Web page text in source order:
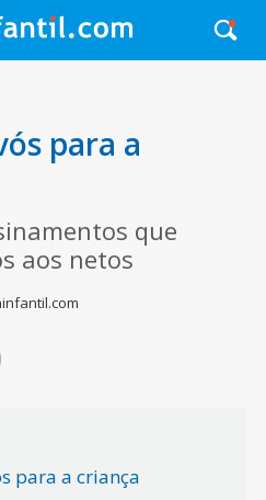
para a
que
aos netos
para a criança